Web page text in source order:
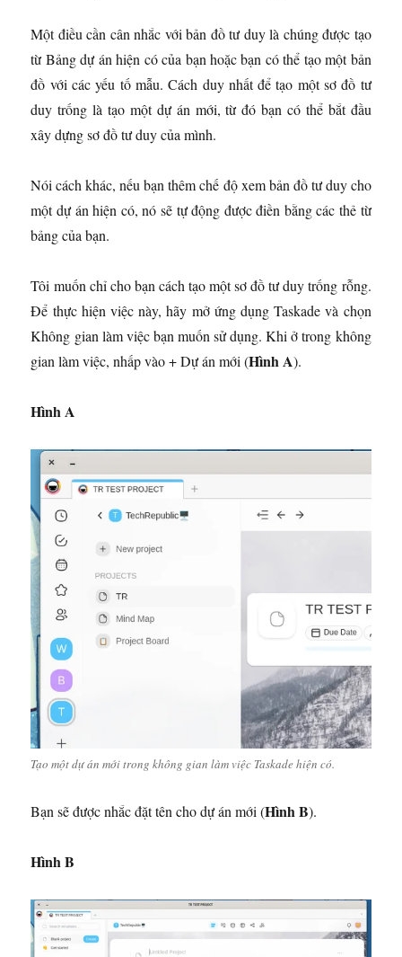
Một điều cần cân nhắc với bản đồ tư duy là chúng được tạo
từ Bảng dự án hiện có của bạn hoặc bạn có thể tạo một bản
đồ với các yếu tố mẫu. Cách duy nhất để tạo một sơ đồ tư
duy trống là tạo một dự án mới, từ đó bạn có thể bắt đầu
xây dựng sơ đồ tư duy của mình.
Nói cách khác, nếu bạn thêm chế độ xem bản đồ tư duy cho
một dự án hiện có, nó sẽ tự động được điền bằng các thẻ từ
bảng của bạn.
Tôi muốn chỉ cho bạn cách tạo một sơ đồ tư duy trống rỗng.
Để thực hiện việc này, hãy mở ứng dụng Taskade và chọn
Không gian làm việc bạn muốn sử dụng. Khi ở trong không
gian làm việc, nhấp vào + Dự án mới (Hình A).
Hình A
Tạo một dự án mới trong không gian làm việc Taskade hiện có.
Bạn sẽ được nhắc đặt tên cho dự án mới (Hình B).
Hình B